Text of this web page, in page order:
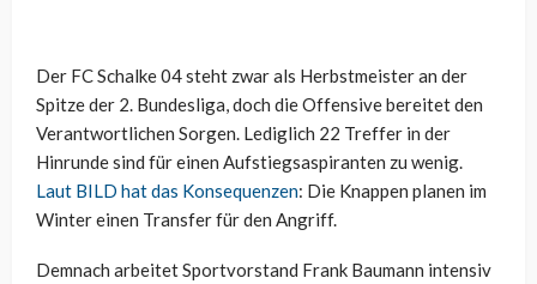
Der FC Schalke 04 steht zwar als Herbstmeister an der
Spitze der 2. Bundesliga, doch die Offensive bereitet den
Verantwortlichen Sorgen. Lediglich 22 Treffer in der
Hinrunde sind für einen Aufstiegsaspiranten zu wenig.
Laut BILD hat das Konsequenzen: Die Knappen planen im
Winter einen Transfer für den Angriff.
Demnach arbeitet Sportvorstand Frank Baumann intensiv